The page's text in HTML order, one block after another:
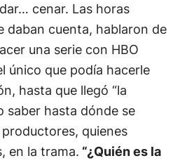
cenar. Las horas
daban cuenta, hablaron de
una serie con HBO
único que podía hacerle
hasta que llegó “la
saber hasta dónde se
quienes
en la trama. “¿Quién es la